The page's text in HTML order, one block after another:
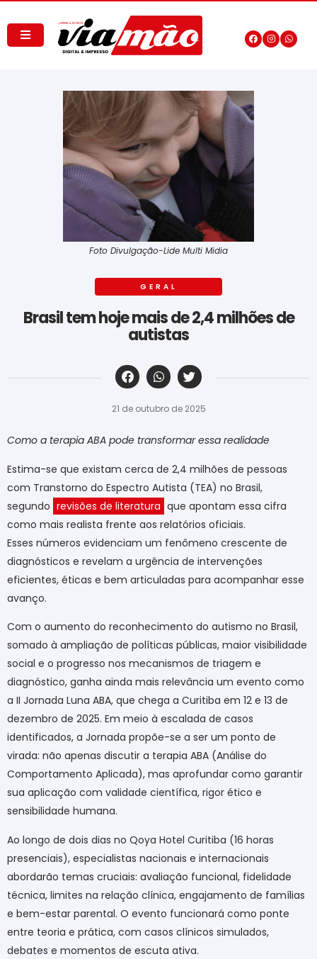
Foto Divulgação-Lide Multi Midia
GERAL
Brasil tem hoje mais de 2,4 milhões de
autistas
‎ ‎ ‎ ‎ ‎ ‎ ‎ ‎ ‎ ‎ ‎ ‎ ‎ ‎ ‎ ‎ ‎ ‎ ‎ ‎ ‎ ‎ ‎ ‎ ‎ ‎ ‎ ‎ ‎ ‎ ‎
21 de outubro de 2025
Como a terapia ABA pode transformar essa realidade
Estima-se que existam cerca de 2,4 milhões de pessoas
com Transtorno do Espectro Autista (TEA) no Brasil,
segundo revisões de literatura que apontam essa cifra
como mais realista frente aos relatórios oficiais.
Esses números evidenciam um fenômeno crescente de
diagnósticos e revelam a urgência de intervenções
eficientes, éticas e bem articuladas para acompanhar esse
avanço.
Com o aumento do reconhecimento do autismo no Brasil,
somado à ampliação de políticas públicas, maior visibilidade
social e o progresso nos mecanismos de triagem e
diagnóstico, ganha ainda mais relevância um evento como
a II Jornada Luna ABA, que chega a Curitiba em 12 e 13 de
dezembro de 2025. Em meio à escalada de casos
identificados, a Jornada propõe-se a ser um ponto de
virada: não apenas discutir a terapia ABA (Análise do
Comportamento Aplicada), mas aprofundar como garantir
sua aplicação com validade científica, rigor ético e
sensibilidade humana.
Ao longo de dois dias no Qoya Hotel Curitiba (16 horas
presenciais), especialistas nacionais e internacionais
abordarão temas cruciais: avaliação funcional, fidelidade
técnica, limites na relação clínica, engajamento de famílias
e bem-estar parental. O evento funcionará como ponte
entre teoria e prática, com casos clínicos simulados,
debates e momentos de escuta ativa.